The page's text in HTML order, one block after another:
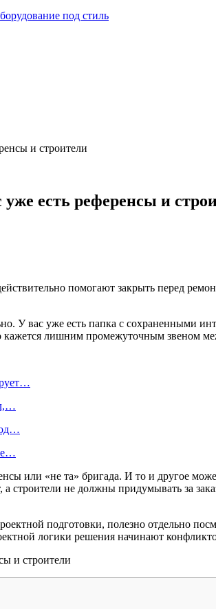
под стиль
и строители
есть референсы и
помогают закрыть перед
У вас уже есть папка с сохраненными
кажется лишним промежуточным звеном
или «не та» бригада. И то и другое
строители не должны придумывать за
подготовки, полезно отдельно
логики решения начинают